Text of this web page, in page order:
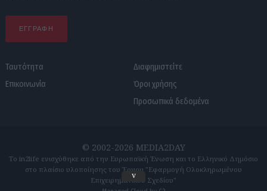
ΕΓΓΡΑΦΗ
Ταυτότητα
Επικοινωνία
Διαφημιστείτε
Όροι χρήσης
Προσωπικά δεδομένα
© 2002-2026 MEDIA2DAY
Το in2life ενισχύθηκε από την Ευρωπαϊκή Ένωση και το Ελληνικό Δημόσιο
στο πλαίσιο υλοποίησης του Έργου "Εφαρμογή Ολοκληρωμένου
Επιχειρηματικού Σχεδίου"
v